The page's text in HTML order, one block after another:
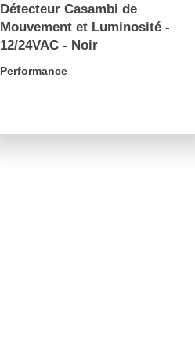
Détecteur Casambi de
Mouvement et Luminosité -
12/24VAC - Noir
Performance